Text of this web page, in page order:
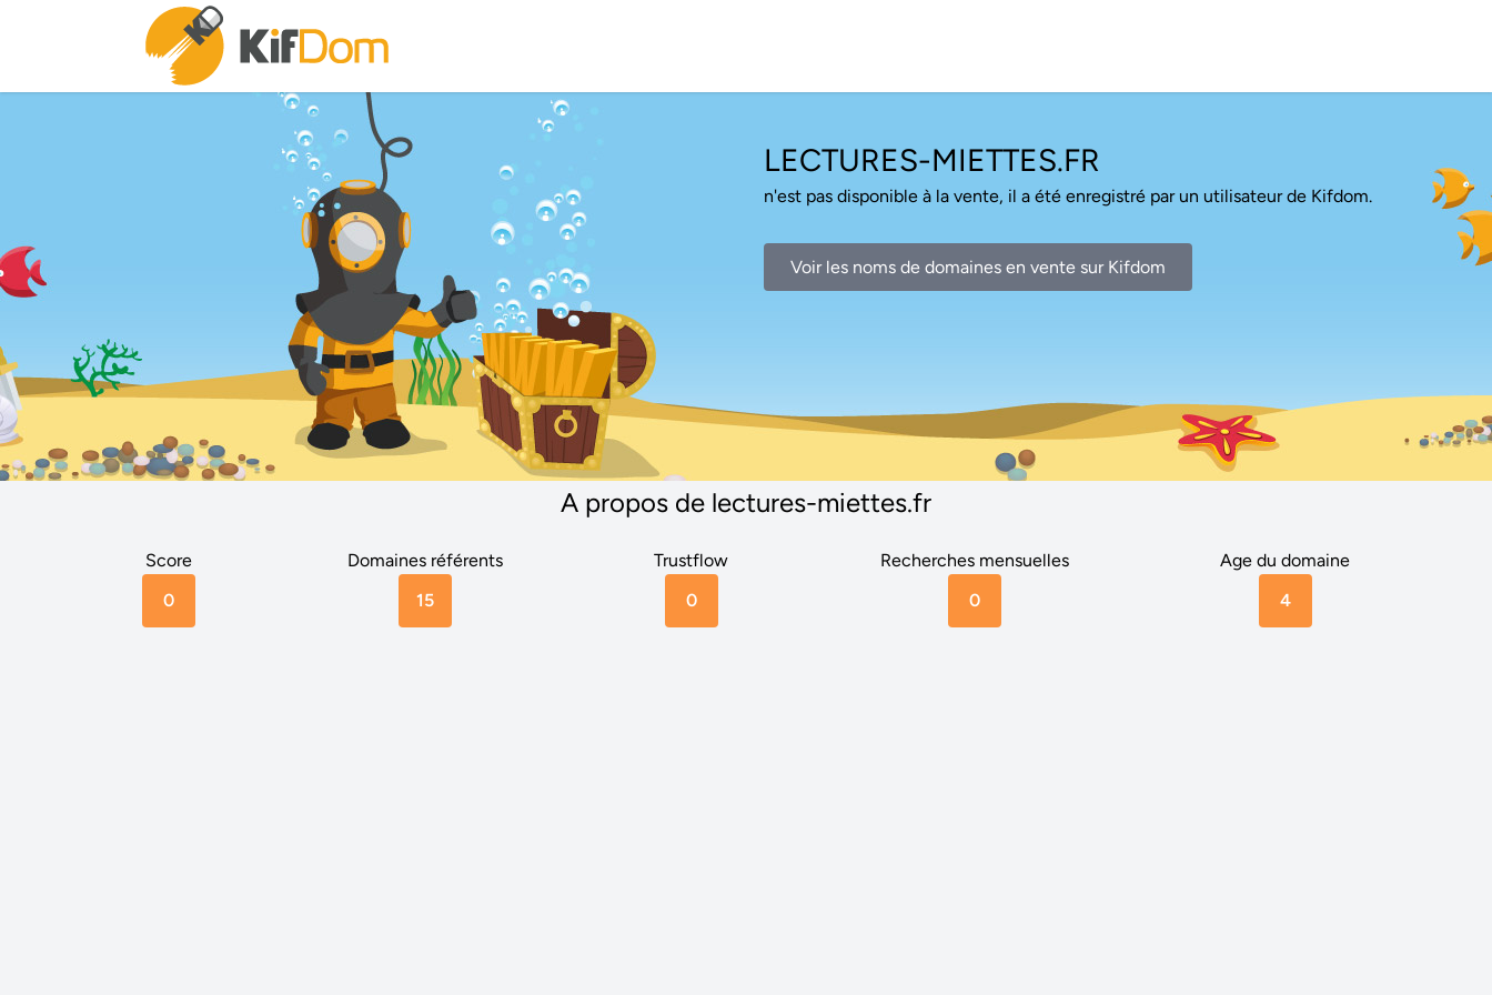
LECTURES-MIETTES.FR
n'est pas disponible à la vente, il a été enregistré par un utilisateur de Kifdom.
Voir les noms de domaines en vente sur Kifdom
A propos de lectures-miettes.fr
Score
0
Domaines référents
15
Trustflow
0
Recherches mensuelles
0
Age du domaine
4